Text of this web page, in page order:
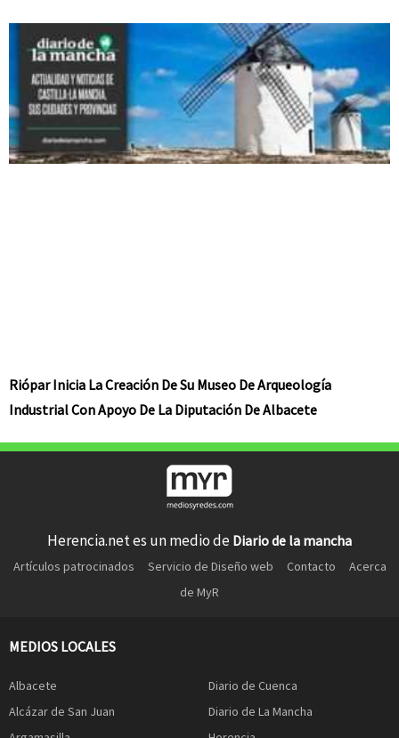
Riópar Inicia La Creación De Su Museo De Arqueología
Industrial Con Apoyo De La Diputación De Albacete
Herencia.net es un medio de Diario de la mancha
Artículos patrocinados Servicio de Diseño web Contacto
Acerca
de MyR
MEDIOS LOCALES
Albacete
Alcázar de San Juan
Diario de Cuenca
Diario de La Mancha